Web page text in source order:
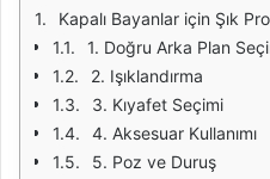
Kapalı Bayanlar için Şık
1. Doğru Arka Plan
2. Işıklandırma
3. Kıyafet Seçimi
4. Aksesuar Kullanımı
5. Poz ve Duruş